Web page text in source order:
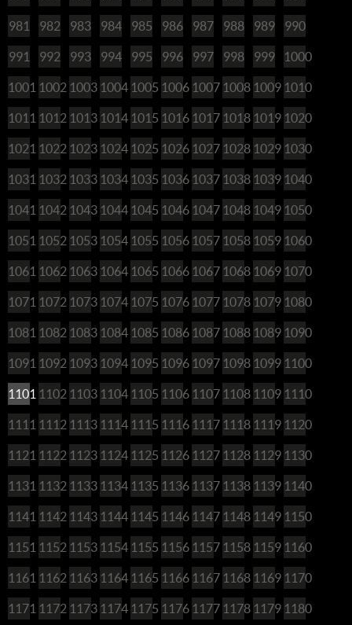
981 982 983 984 985 986 987 988 989 990
991 992 993 994 995 996 997 998 999 1000
1001 1002 1003 1004 1005 1006 1007 1008 1009 1010
1011 1012 1013 1014 1015 1016 1017 1018 1019 1020
1021 1022 1023 1024 1025 1026 1027 1028 1029 1030
1031 1032 1033 1034 1035 1036 1037 1038 1039 1040
1041 1042 1043 1044 1045 1046 1047 1048 1049 1050
1051 1052 1053 1054 1055 1056 1057 1058 1059 1060
1061 1062 1063 1064 1065 1066 1067 1068 1069 1070
1071 1072 1073 1074 1075 1076 1077 1078 1079 1080
1081 1082 1083 1084 1085 1086 1087 1088 1089 1090
1091 1092 1093 1094 1095 1096 1097 1098 1099 1100
1101 1102 1103 1104 1105 1106 1107 1108 1109 1110
1111 1112 1113 1114 1115 1116 1117 1118 1119 1120
1121 1122 1123 1124 1125 1126 1127 1128 1129 1130
1131 1132 1133 1134 1135 1136 1137 1138 1139 1140
1141 1142 1143 1144 1145 1146 1147 1148 1149 1150
1151 1152 1153 1154 1155 1156 1157 1158 1159 1160
1161 1162 1163 1164 1165 1166 1167 1168 1169 1170
1171 1172 1173 1174 1175 1176 1177 1178 1179 1180